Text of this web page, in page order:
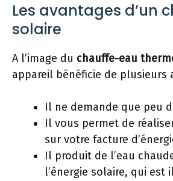
Les avantages d’un
solaire
A l’image du chauffe-eau
appareil bénéficie de plusieurs
Il ne demande que peu
Il vous permet de
sur votre facture
Il produit de l’eau
l’énergie solaire, qui est